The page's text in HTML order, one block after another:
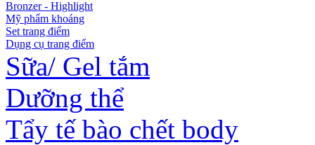
Bronzer - Highlight
Mỹ phẩm khoáng
Set trang điểm
Dụng cụ trang điểm
Sữa/ Gel tắm
Dưỡng thể
Tẩy tế bào chết body